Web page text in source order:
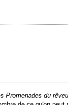
Promenades du